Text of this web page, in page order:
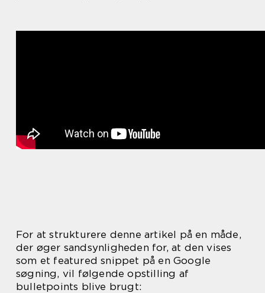
For at strukturere denne artikel på en måde,
der øger sandsynligheden for, at den vises
som et featured snippet på en Google
søgning, vil følgende opstilling af
bulletpoints blive brugt: